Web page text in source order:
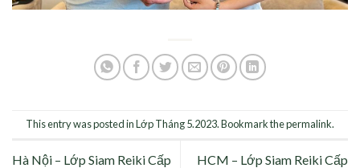
This entry was posted inLớp Tháng 5.2023. Bookmark thepermalink.
Hà Nội – Lớp Siam Reiki Cấp
HCM – Lớp Siam Reiki Cấp